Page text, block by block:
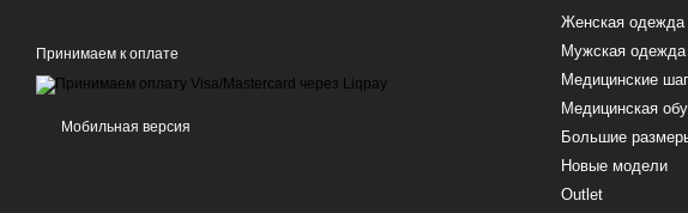
Принимаем к оплате
Мобильная версия
Женская одежда
Мужская одежда
Медицинские
Медицинская
Большие
Новые модели
Outlet